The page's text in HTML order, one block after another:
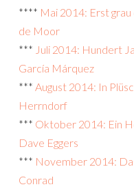
**** Mai 2014: Erst
de Moor
*** Juli 2014: Hundert
García Márquez
*** August 2014: In
Herrndorf
*** Oktober 2014: Ein
Dave Eggers
*** November 2014:
Conrad